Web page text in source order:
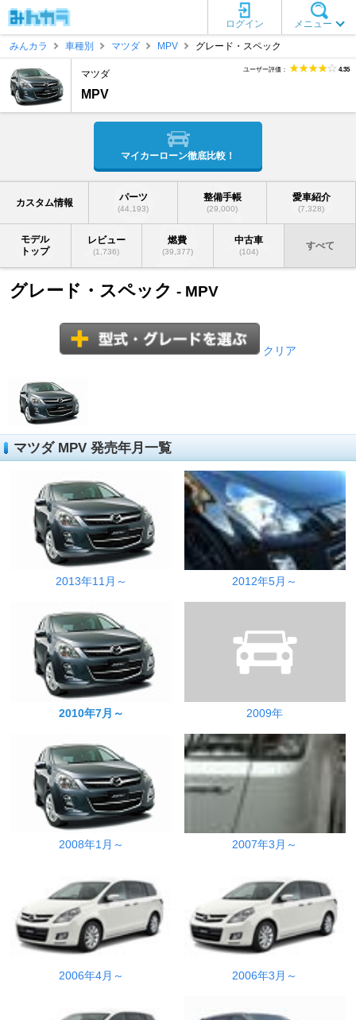
メニュー
ログイン
みんカラ
車種別 マツダ MPV グレード・スペック
マツダ
MPV
ユーザー評価： 4.35
マイカーローン徹底比較！
カスタム情報 パーツ
(44,193)
整備手帳
(29,000)
愛車紹介
(7,328)
モデル
トップ
レビュー
(1,736)
燃費
(39,377)
中古車
(104)
すべて
グレード・スペック - MPV
クリア
マツダ MPV 発売年月一覧
2013年11月～ 2012年5月～
2010年7月～ 2009年
2008年1月～ 2007年3月～
2006年4月～ 2006年3月～